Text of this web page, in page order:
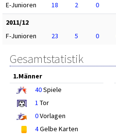
E-Junioren
18 2 0
2011/12
F-Junioren
23 5 0
Gesamtstatistik
1.Männer
40Spiele
1 Tor
0Vorlagen
4Gelbe Karten